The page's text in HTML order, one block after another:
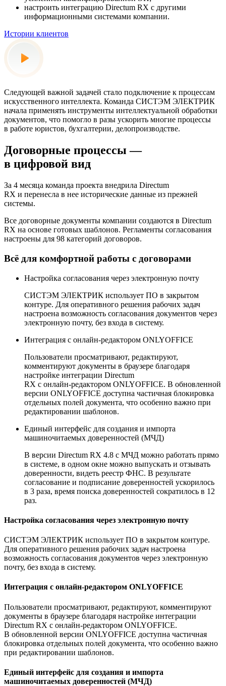
настроить интеграцию Directum RX с другими
информационными системами компании.
Истории клиентов
Следующей важной задачей стало подключение к процессам
искусственного интеллекта. Команда СИСТЭМ ЭЛЕКТРИК
начала применять инструменты интеллектуальной обработки
документов, что помогло в разы ускорить многие процессы
в работе юристов, бухгалтерии, делопроизводстве.
Договорные процессы —
в цифровой вид
За 4 месяца команда проекта внедрила Directum
RX и перенесла в нее исторические данные из прежней
системы.
Все договорные документы компании создаются в Directum
RX на основе готовых шаблонов. Регламенты согласования
настроены для 98 категорий договоров.
Всё для комфортной работы с договорами
Настройка согласования через электронную почту
СИСТЭМ ЭЛЕКТРИК использует ПО в закрытом
контуре. Для оперативного решения рабочих задач
настроена возможность согласования документов через
электронную почту, без входа в систему.
Интеграция с онлайн-редактором ONLYOFFICE
Пользователи просматривают, редактируют,
комментируют документы в браузере благодаря
настройке интеграции Directum
RX с онлайн-редактором ONLYOFFICE. В обновленной
версии ONLYOFFICE доступна частичная блокировка
отдельных полей документа, что особенно важно при
редактировании шаблонов.
Единый интерфейс для создания и импорта
машиночитаемых доверенностей (МЧД)
В версии Directum RX 4.8 с МЧД можно работать прямо
в системе, в одном окне можно выпускать и отзывать
доверенности, видеть реестр ФНС. В результате
согласование и подписание доверенностей ускорилось
в 3 раза, время поиска доверенностей сократилось в 12
раз.
Настройка согласования через электронную почту
СИСТЭМ ЭЛЕКТРИК использует ПО в закрытом контуре.
Для оперативного решения рабочих задач настроена
возможность согласования документов через электронную
почту, без входа в систему.
Интеграция с онлайн-редактором ONLYOFFICE
Пользователи просматривают, редактируют, комментируют
документы в браузере благодаря настройке интеграции
Directum RX с онлайн-редактором ONLYOFFICE.
В обновленной версии ONLYOFFICE доступна частичная
блокировка отдельных полей документа, что особенно важно
при редактировании шаблонов.
Единый интерфейс для создания и импорта
машиночитаемых доверенностей (МЧД)